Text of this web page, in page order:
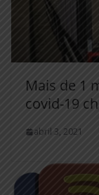
Mais de 1
covid-19
abril 3, 2021